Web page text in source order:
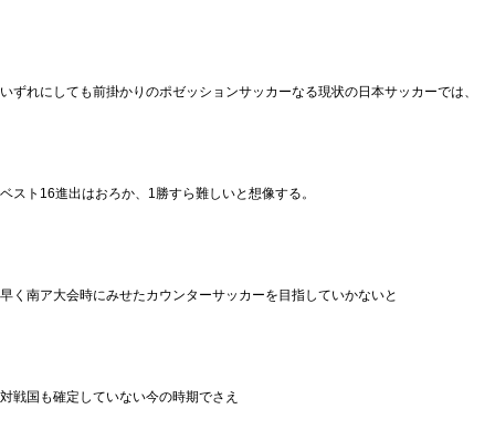
いずれにしても前掛かりのポゼッションサッカーなる現状の日本サッカーでは、
ベスト16進出はおろか、1勝すら難しいと想像する。
早く南ア大会時にみせたカウンターサッカーを目指していかないと
対戦国も確定していない今の時期でさえ